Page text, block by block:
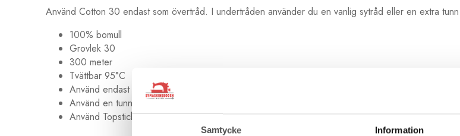
Samtycke Information
Använd Cotton 30 endast som övertråd. I undertråden använder du en vanlig sytråd eller en extra
100% bomull
Grovlek 30
300 meter
Tvättbar 95°C
Använd endast som övertråd
Använd en tunn undertråd
Använd Topstichnål Nr 90